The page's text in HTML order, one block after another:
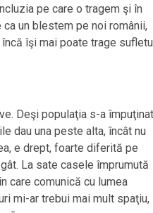
pe care o tragem şi în
un blestem pe noi românii,
îşi mai poate trage
Deşi populaţia s-a
dau una peste alta, încât nu
e drept, foarte diferită pe
La sate casele împrumută
care comunică cu lumea
mi-ar trebui mai mult spaţiu,